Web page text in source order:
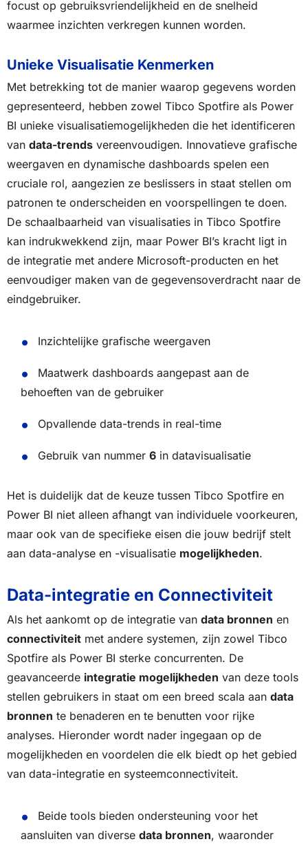
focust op gebruiksvriendelijkheid en de snelheid
waarmee inzichten verkregen kunnen worden.
Unieke Visualisatie Kenmerken
Met betrekking tot de manier waarop gegevens worden
gepresenteerd, hebben zowel Tibco Spotfire als Power
BI unieke visualisatiemogelijkheden die het identificeren
van data-trends vereenvoudigen. Innovatieve grafische
weergaven en dynamische dashboards spelen een
cruciale rol, aangezien ze beslissers in staat stellen om
patronen te onderscheiden en voorspellingen te doen.
De schaalbaarheid van visualisaties in Tibco Spotfire
kan indrukwekkend zijn, maar Power BI’s kracht ligt in
de integratie met andere Microsoft-producten en het
eenvoudiger maken van de gegevensoverdracht naar de
eindgebruiker.
Inzichtelijke grafische weergaven
Maatwerk dashboards aangepast aan de
behoeften van de gebruiker
Opvallende data-trends in real-time
Gebruik van nummer 6in datavisualisatie
Het is duidelijk dat de keuze tussen Tibco Spotfire en
Power BI niet alleen afhangt van individuele voorkeuren,
maar ook van de specifieke eisen die jouw bedrijf stelt
aan data-analyse en -visualisatie mogelijkheden.
Data-integratie en Connectiviteit
Als het aankomt op de integratie van data bronnen en
connectiviteit met andere systemen, zijn zowel Tibco
Spotfire als Power BI sterke concurrenten. De
geavanceerde integratie mogelijkheden van deze tools
stellen gebruikers in staat om een breed scala aan data
bronnen te benaderen en te benutten voor rijke
analyses. Hieronder wordt nader ingegaan op de
mogelijkheden en voordelen die elk biedt op het gebied
van data-integratie en systeemconnectiviteit.
Beide tools bieden ondersteuning voor het
aansluiten van diverse data bronnen, waaronder